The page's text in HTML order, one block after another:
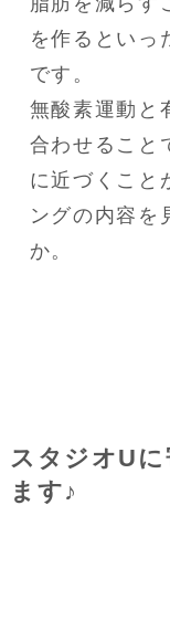
を作るといっ
です。
無酸素運動と
合わせること
に近づくこと
ングの内容を
か。
スタジオU
ます♪